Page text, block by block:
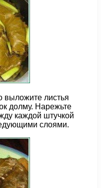
выложите листья
долму. Нарежьте
каждой штучкой
слоями.